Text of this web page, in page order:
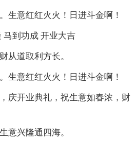
生意红红火火！日进斗金啊！
马到功成 开业大吉
从道取利方长。
生意红红火火！日进斗金啊！
庆开业典礼，祝生意如春浓，财
意兴隆通四海。